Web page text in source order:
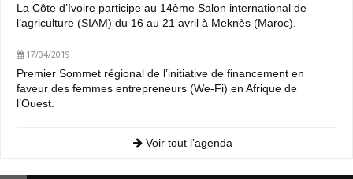
La Côte d’Ivoire participe au 14ème Salon international de
l’agriculture (SIAM) du 16 au 21 avril à Meknès (Maroc).
17/04/2019
Premier Sommet régional de l’initiative de financement en
faveur des femmes entrepreneurs (We-Fi) en Afrique de
l’Ouest.
Voir tout l’agenda